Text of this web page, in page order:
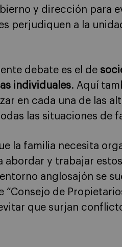
y dirección para
perjudiquen a la
debate es el de
individuales. Aquí
en cada una de las
las situaciones de
la familia necesita
abordar y trabajar
anglosajón se
“Consejo de
que surjan